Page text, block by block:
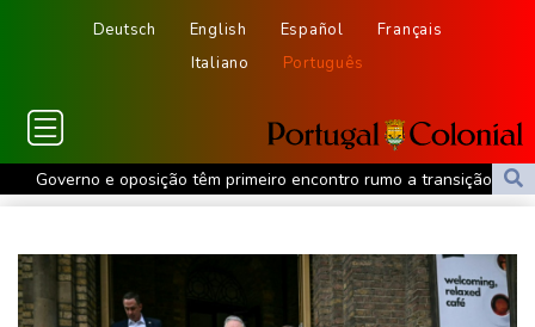
Deutsch English Español
Français
Italiano
Português
Governo e oposição têm primeiro encontro rumo a transição
política na Venezuela
Governo e oposição têm primeiro encontro para transição política
na Venezuela